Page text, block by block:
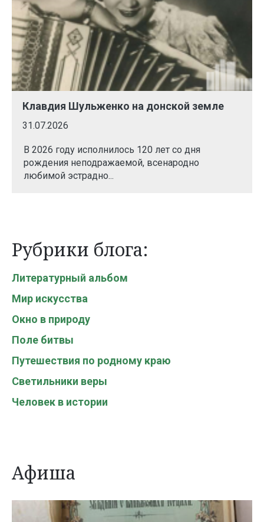
Клавдия Шульженко на донской земле
31.07.2026
В 2026 году исполнилось 120 лет со дня
рождения неподражаемой, всенародно
любимой эстрадно...
Рубрики блога:
Литературный альбом
Мир искусства
Окно в природу
Поле битвы
Путешествия по родному краю
Светильники веры
Человек в истории
Афиша